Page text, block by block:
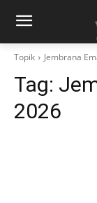
Topik Jembrana
Tag:
2026